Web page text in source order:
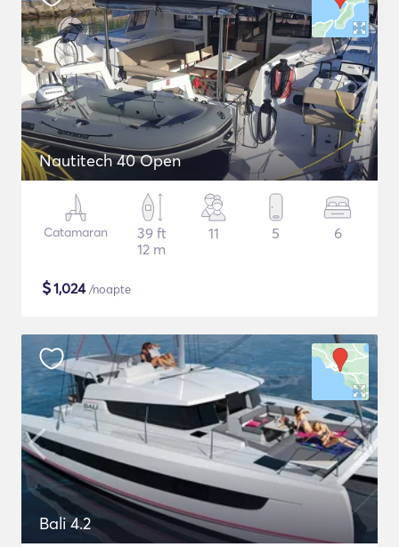
Nautitech 40 Open
Catamaran
39 ft
12 m
11 5 6
$1,024/noapte
Bali 4.2